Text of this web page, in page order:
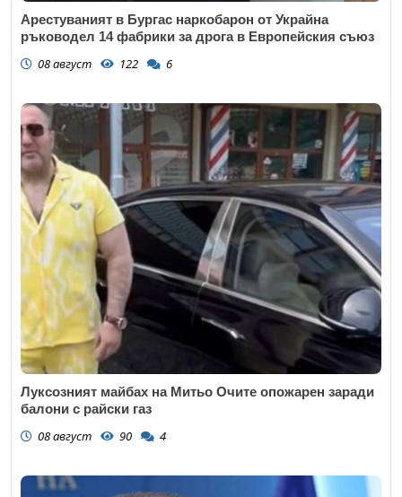
Арестуваният в Бургас наркобарон от Украйна
ръководел 14 фабрики за дрога в Европейския съюз
08 август 122 6
Луксозният майбах на Митьо Очите опожарен заради
балони с райски газ
08 август 90 4